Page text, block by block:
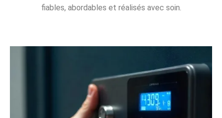
fiables, abordables et réalisés avec soin.